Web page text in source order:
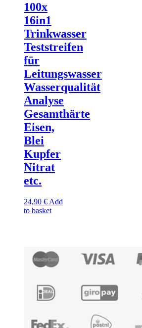
100x
16in1
Trinkwasser
Teststreifen
für
Leitungswasser
Wasserqualität
Analyse
Gesamthärte
Eisen,
Blei
Kupfer
Nitrat
etc.
24,90 € Add
to basket